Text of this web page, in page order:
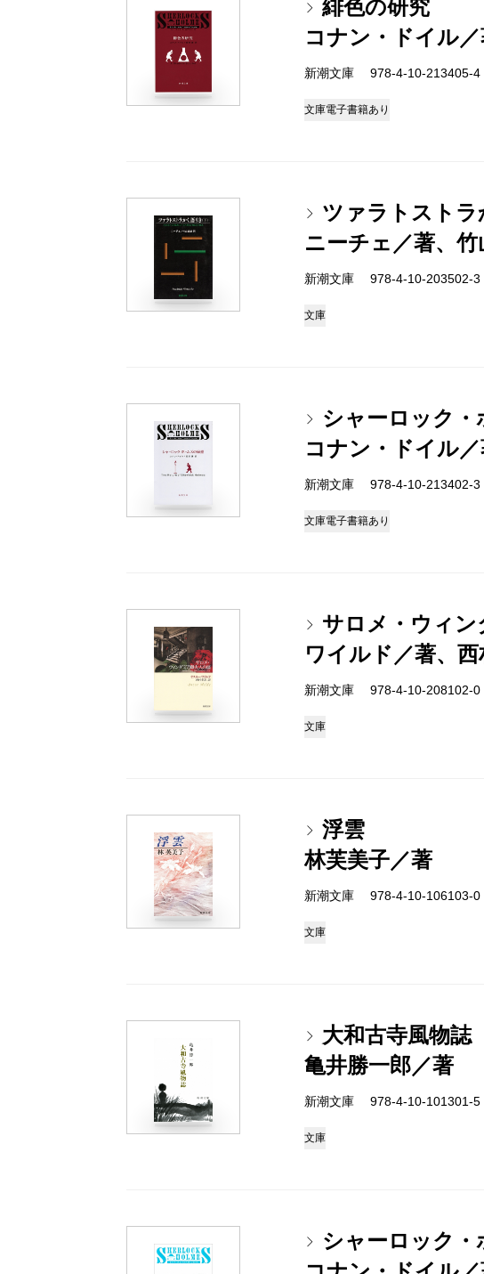
緋色の研究
コナン・ドイル
新潮文庫 978-4-10-
文庫電子書籍あり
ツァラトストラ
ニーチェ／著、竹
新潮文庫 978-4-10-
文庫
シャーロック・
コナン・ドイル
新潮文庫 978-4-10-
文庫電子書籍あり
サロメ・ウィン
ワイルド／著、西
新潮文庫 978-4-10-
文庫
浮雲
林芙美子／著
新潮文庫 978-4-10-
文庫
大和古寺風物誌
亀井勝一郎／著
新潮文庫 978-4-10-
文庫
シャーロック